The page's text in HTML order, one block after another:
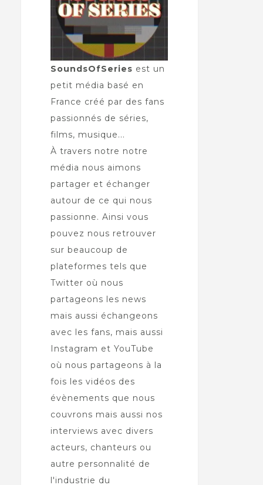
SoundsOfSeries est un
petit média basé en
France créé par des fans
passionnés de séries,
films, musique...
À travers notre notre
média nous aimons
partager et échanger
autour de ce qui nous
passionne. Ainsi vous
pouvez nous retrouver
sur beaucoup de
plateformes tels que
Twitter où nous
partageons les news
mais aussi échangeons
avec les fans, mais aussi
Instagram et YouTube
où nous partageons à la
fois les vidéos des
évènements que nous
couvrons mais aussi nos
interviews avec divers
acteurs, chanteurs ou
autre personnalité de
l'industrie du